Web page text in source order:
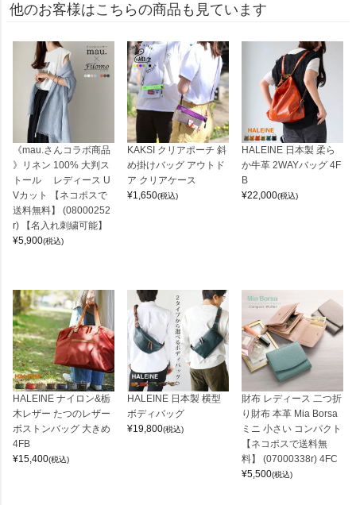
他のお客様はこちらの商品も見ています
《mau.さんコラボ商品
》リネン 100% 大判ス
トール レディース U
Vカット 【ネコポスで
送料無料】 (08000252
r) 【名入れ刺繍可能】
¥5,900(税込)
KAKSI クリアポーチ 斜
め掛けバッグ アウトド
ア クリアケース
¥1,650(税込)
HALEINE 日本製 柔ら
か牛革 2WAYバッグ 4F
B
¥22,000(税込)
HALEINE ナイロン&栃
木レザー たつのレザー
ボストンバッグ 大きめ
4FB
¥15,400(税込)
HALEINE 日本製 横型
ボディバッグ
¥19,800(税込)
財布 レディース 二つ折
り財布 本革 Mia Borsa
ミニ 小さい コンパクト
【ネコポスで送料無
料】 (07000338r) 4FC
¥5,500(税込)